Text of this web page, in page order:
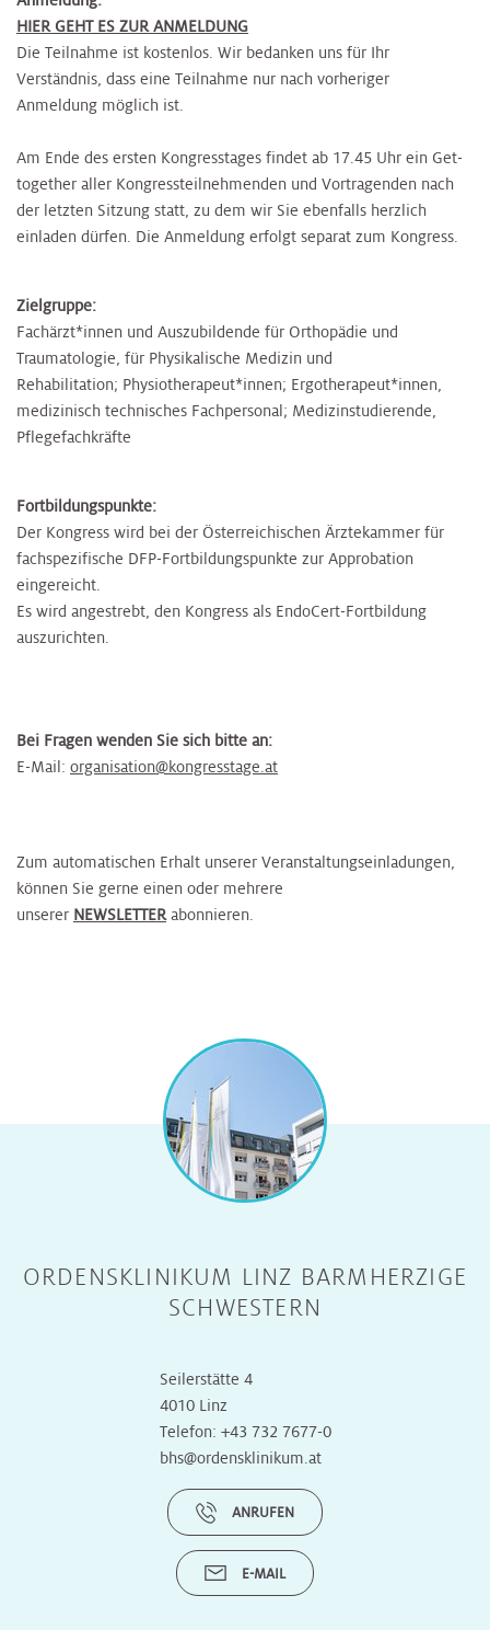
HIER GEHT ES ZUR ANMELDUNG
Die Teilnahme ist kostenlos. Wir bedanken uns für Ihr
Verständnis, dass eine Teilnahme nur nach vorheriger
Anmeldung möglich ist.
Am Ende des ersten Kongresstages findet ab 17.45 Uhr ein Get-
together aller Kongressteilnehmenden und Vortragenden nach
der letzten Sitzung statt, zu dem wir Sie ebenfalls herzlich
einladen dürfen. Die Anmeldung erfolgt separat zum Kongress.
Zielgruppe:
Fachärzt*innen und Auszubildende für Orthopädie und
Traumatologie, für Physikalische Medizin und
Rehabilitation; Physiotherapeut*innen; Ergotherapeut*innen,
medizinisch technisches Fachpersonal; Medizinstudierende,
Pflegefachkräfte
Fortbildungspunkte:
Der Kongress wird bei der Österreichischen Ärztekammer für
fachspezifische DFP-Fortbildungspunkte zur Approbation
eingereicht.
Es wird angestrebt, den Kongress als EndoCert-Fortbildung
auszurichten.
Bei Fragen wenden Sie sich bitte an:
E-Mail: organisation@kongresstage.at
Zum automatischen Erhalt unserer Veranstaltungseinladungen,
können Sie gerne einen oder mehrere
unserer NEWSLETTER abonnieren.
ORDENSKLINIKUM LINZ BARMHERZIGE
SCHWESTERN
Seilerstätte 4
4010 Linz
Telefon: +43 732 7677-0
bhs@ordensklinikum.at
ANRUFEN
E-MAIL